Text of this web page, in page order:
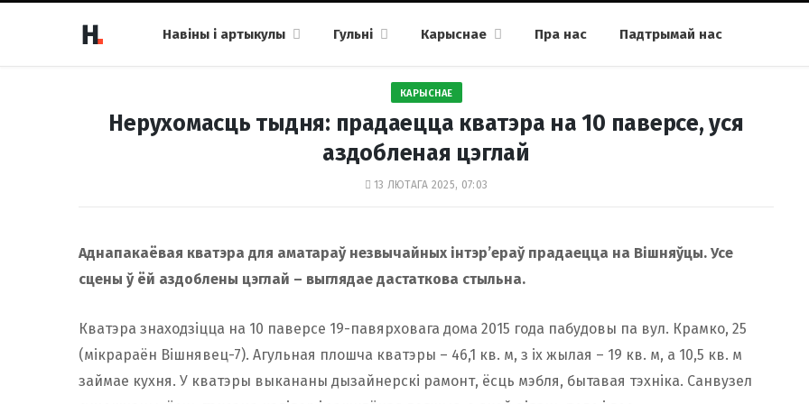
Навіны і артыкулы Гульні Карыснае Пра нас Падтрымай нас
КАРЫСНАЕ
Нерухомасць тыдня: прадаецца кватэра на 10 паверсе, уся
аздобленая цэглай
13 ЛЮТАГА 2025, 07:03
Аднапакаёвая кватэра для аматараў незвычайных інтэр’ераў прадаецца на Вішняўцы. Усе
сцены ў ёй аздоблены цэглай – выглядае дастаткова стыльна.
Кватэра знаходзіцца на 10 паверсе 19-павярховага дома 2015 года пабудовы па вул. Крамко, 25
(мікрараён Вішнявец-7). Агульная плошча кватэры – 46,1 кв. м, з іх жылая – 19 кв. м, а 10,5 кв. м
займае кухня. У кватэры выкананы дызайнерскі рамонт, ёсць мэбля, бытавая тэхніка. Санвузел